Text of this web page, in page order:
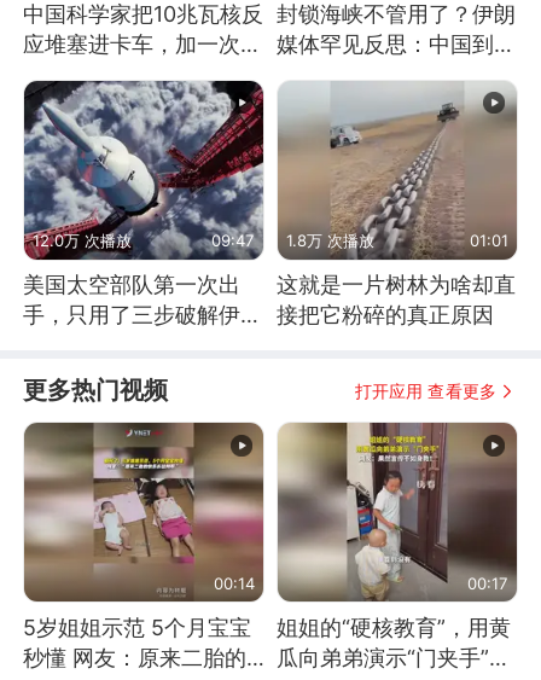
中国科学家把10兆瓦核反
应堆塞进卡车，加一次燃
封锁海峡不管用了？伊朗
媒体罕见反思：中国到底
12.0万 次播放 09:47
美国太空部队第一次出
手，只用了三步破解伊朗
1.8万 次播放 01:01
这就是一片树林为啥却直
接把它粉碎的真正原因
更多热门视频 打开应用 查看更多
00:14
5岁姐姐示范 5个月宝宝
秒懂 网友：原来二胎的
00:17
姐姐的“硬核教育”，用黄
瓜向弟弟演示“门夹手”，